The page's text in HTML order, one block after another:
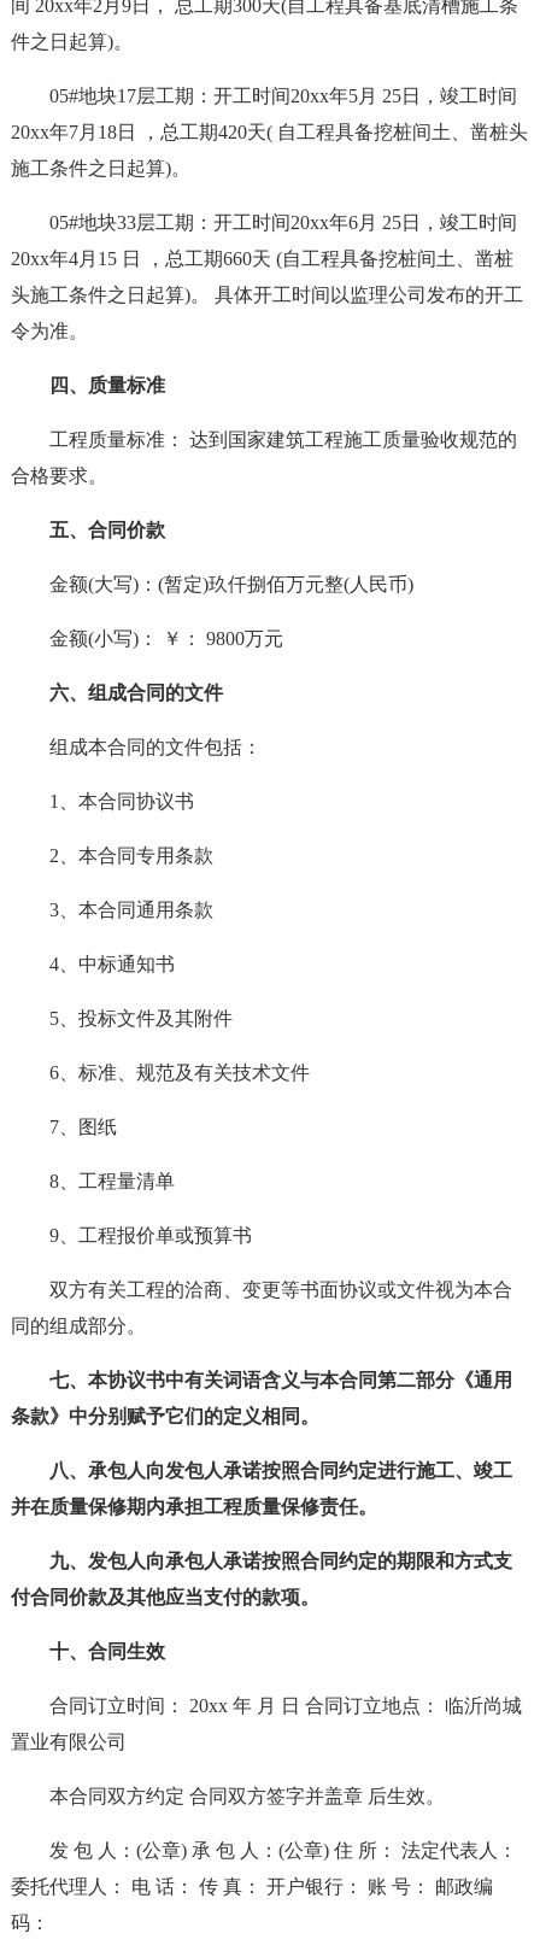
间 20xx年2月9日， 总工期300天(自工程具备基底清槽施工条
件之日起算)。
05#地块17层工期：开工时间20xx年5月 25日，竣工时间
20xx年7月18日 ，总工期420天( 自工程具备挖桩间土、凿桩头
施工条件之日起算)。
05#地块33层工期：开工时间20xx年6月 25日，竣工时间
20xx年4月15 日 ，总工期660天 (自工程具备挖桩间土、凿桩
头施工条件之日起算)。 具体开工时间以监理公司发布的开工
令为准。
四、质量标准
工程质量标准： 达到国家建筑工程施工质量验收规范的
合格要求。
五、合同价款
金额(大写)：(暂定)玖仟捌佰万元整(人民币)
金额(小写)： ￥： 9800万元
六、组成合同的文件
组成本合同的文件包括：
1、本合同协议书
2、本合同专用条款
3、本合同通用条款
4、中标通知书
5、投标文件及其附件
6、标准、规范及有关技术文件
7、图纸
8、工程量清单
9、工程报价单或预算书
双方有关工程的洽商、变更等书面协议或文件视为本合
同的组成部分。
七、本协议书中有关词语含义与本合同第二部分《通用
条款》中分别赋予它们的定义相同。
八、承包人向发包人承诺按照合同约定进行施工、竣工
并在质量保修期内承担工程质量保修责任。
九、发包人向承包人承诺按照合同约定的期限和方式支
付合同价款及其他应当支付的款项。
十、合同生效
合同订立时间： 20xx 年 月 日 合同订立地点： 临沂尚城
置业有限公司
本合同双方约定 合同双方签字并盖章 后生效。
发 包 人：(公章) 承 包 人：(公章) 住 所： 法定代表人：
委托代理人： 电 话： 传 真： 开户银行： 账 号： 邮政编
码：